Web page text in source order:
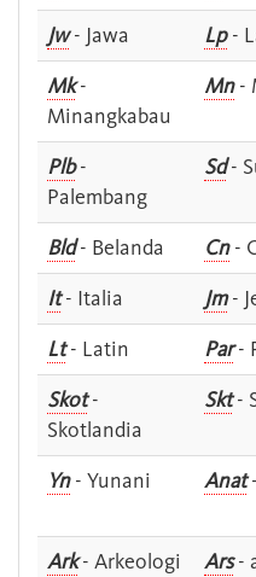
Jw- Jawa Lp-
Mk-
Minangkabau
Mn-
Plb-
Palembang
Sd-
Bld- Belanda Cn-
It- Italia Jm-
Lt- Latin Par-
Skot-
Skotlandia
Skt-
Yn- Yunani Anat
Ark- Arkeologi Ars-